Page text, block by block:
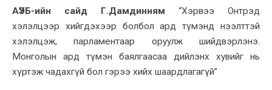
АҮЭБ-ийн сайд Г.Дамдинням “Хэрвээ Онтрэд
хэлэлцээр хийгдэхээр болбол ард түмэнд нээлттэй
хэлэлцэж, парламентаар оруулж шийдвэрлэнэ.
Монголын ард түмэн баялгаасаа дийлэнх хувийг нь
хүртэж чадахгүй бол гэрээ хийх шаардлагагүй”